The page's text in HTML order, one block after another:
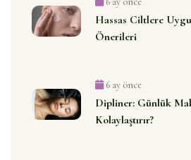
Hassas Ciltlere
Önerileri
6 ay önce
Dipliner: Günlük
Kolaylaştırır?